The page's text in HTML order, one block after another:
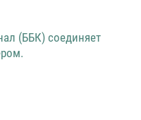
(ББК) соединяет